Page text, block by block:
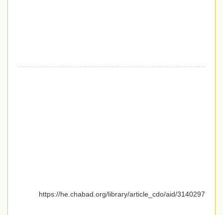
https://he.chabad.org/library/article_cdo/aid/3140297